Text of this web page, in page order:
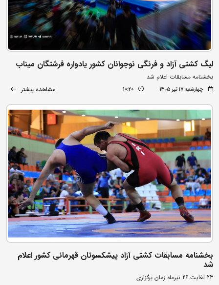
لیگ کشتی آزاد و فرنگی نوجوانان کشور یادواره فرشتگان میناب
بخشنامه مسابقات اعلام شد
چهارشنبه ۱۷ تیر ۱۴۰۵ 10:20 مشاهده بیشتر
بخشنامه مسابقات کشتی آزاد پیشکسوتان قهرمانی کشور اعلام
شد
23 لغایت 26 تیرماه زمان برگزاری